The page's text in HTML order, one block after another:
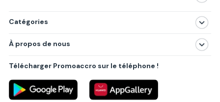
Catégories
Produits
Villes principales
À propos de nous
Politique de confidentialité
Règlements
Partenariat B2B
Télécharger Promoaccro sur le téléphone !